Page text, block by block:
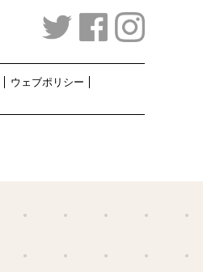
ウェブポリシー